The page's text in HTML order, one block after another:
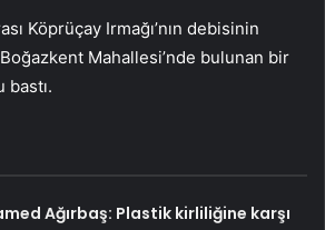
Köprüçay Irmağı’nın debisinin
Mahallesi’nde bulunan bir
bastı.
Ağırbaş: Plastik kirliliğine karşı